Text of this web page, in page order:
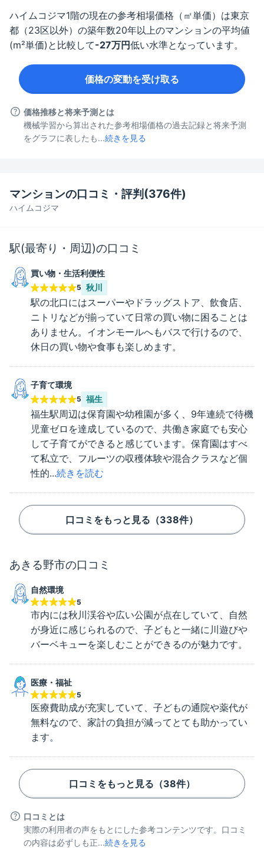
ハイムコジマ1階の現在の参考相場価格（㎡単価）は東京
都（23区以外） の築年数20年以上のマンションの平均値
(m²単価)と比較して-27万円低い水準となっています。
価格の変動を受け取る
価格推移と将来予測とは
機械学習から算出された参考相場価格の過去記録と将来予測
をグラフに表したも...続きを見る
ハイムコジマ
マンションの口コミ・評判(376件)
駅(最寄り・周辺)の口コミ
買い物・生活利便性
5 秋川
駅の北口にはスーパーやドラッグストア、飲食店、
ニトリなどが揃っていて日常の買い物に困ることは
ありません。イオンモールへもバスで行けるので、
休日の買い物や食事も楽しめます。
子育て環境
5 福生
福生駅周辺は保育園や幼稚園が多く、9年連続で待機
児童ゼロを達成しているので、共働き家庭でも安心
して子育てができると感じています。保育園はすべ
て私立で、フルーツの収穫体験や混合クラスなど個
性的...続きを読む
口コミをもっと見る（338件）
あきる野市の口コミ
自然環境
5
市内には秋川渓谷や広い公園が点在していて、自然
が身近に感じられるので、子どもと一緒に川遊びや
バーベキューを楽しむことができるのが魅力です。
医療・福祉
5
医療費助成が充実していて、子どもの通院や薬代が
無料なので、家計の負担が減ってとても助かってい
ます。
口コミをもっと見る（38件）
口コミとは
実際の利用者の声をもとにした参考コンテンツです。口コミ
の内容は必ずしも正...続きを見る